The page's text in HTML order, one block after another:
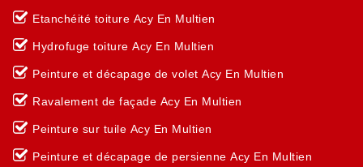
Etanchéité toiture Acy En Multien
Hydrofuge toiture Acy En Multien
Peinture et décapage de volet Acy En Multien
Ravalement de façade Acy En Multien
Peinture sur tuile Acy En Multien
Peinture et décapage de persienne Acy En Multien